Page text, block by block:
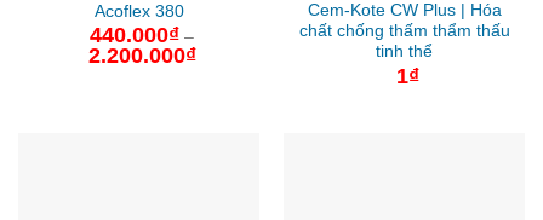
Acoflex 380
440.000₫ –
2.200.000₫Khoảng
Cem-Kote CW Plus | Hóa
chất chống thấm thẩm thấu
tinh thể
1₫